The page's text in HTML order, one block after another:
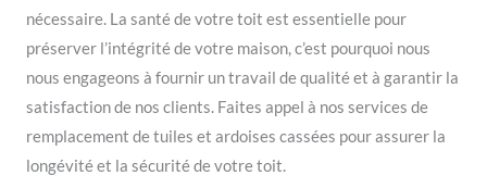
nécessaire. La santé de votre toit est essentielle pour
préserver l’intégrité de votre maison, c’est pourquoi nous
nous engageons à fournir un travail de qualité et à garantir la
satisfaction de nos clients. Faites appel à nos services de
remplacement de tuiles et ardoises cassées pour assurer la
longévité et la sécurité de votre toit.